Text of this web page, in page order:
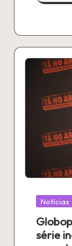
Publicado
Notícias
série